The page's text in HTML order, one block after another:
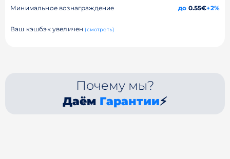
Минимальное вознаграждение до 0.55€+2%
Ваш кэшбэк увеличен (смотреть)
Почему мы?
Даём Гарантии⚡